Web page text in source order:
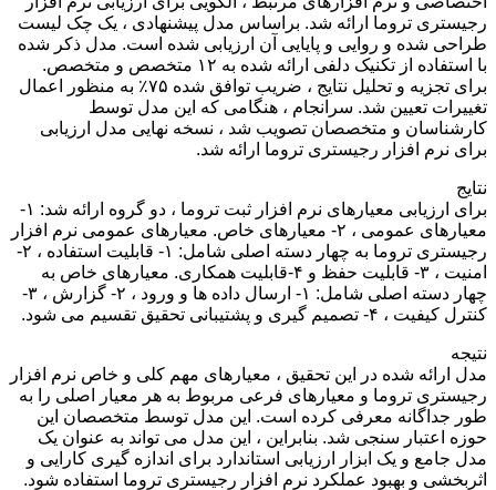
رجیستری تروما ارائه شد. براساس مدل پیشنهادی ، یک چک لیست
طراحی شده و روایی و پایایی آن ارزیابی شده است. مدل ذکر شده
با استفاده از تکنیک دلفی ارائه شده به ۱۲ متخصص و متخصص.
برای تجزیه و تحلیل نتایج ، ضریب توافق شده ۷۵٪ به منظور اعمال
تغییرات تعیین شد. سرانجام ، هنگامی که این مدل توسط
کارشناسان و متخصصان تصویب شد ، نسخه نهایی مدل ارزیابی
برای نرم افزار رجیستری تروما ارائه شد.
نتایج
برای ارزیابی معیارهای نرم افزار ثبت تروما ، دو گروه ارائه شد: ۱-
معیارهای عمومی ، ۲- معیارهای خاص. معیارهای عمومی نرم افزار
رجیستری تروما به چهار دسته اصلی شامل: ۱- قابلیت استفاده ، ۲-
امنیت ، ۳- قابلیت حفظ و ۴-قابلیت همکاری. معیارهای خاص به
چهار دسته اصلی شامل: ۱- ارسال داده ها و ورود ، ۲- گزارش ، ۳-
کنترل کیفیت ، ۴- تصمیم گیری و پشتیبانی تحقیق تقسیم می شود.
نتیجه
مدل ارائه شده در این تحقیق ، معیارهای مهم کلی و خاص نرم افزار
رجیستری تروما و معیارهای فرعی مربوط به هر معیار اصلی را به
طور جداگانه معرفی کرده است. این مدل توسط متخصصان این
حوزه اعتبار سنجی شد. بنابراین ، این مدل می تواند به عنوان یک
مدل جامع و یک ابزار ارزیابی استاندارد برای اندازه گیری کارایی و
اثربخشی و بهبود عملکرد نرم افزار رجیستری تروما استفاده شود.